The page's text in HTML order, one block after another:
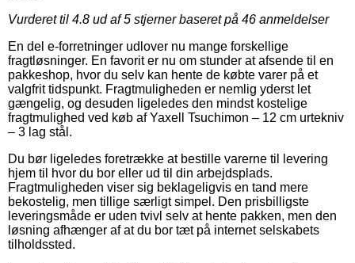
Vurderet til 4.8 ud af 5 stjerner baseret på 46 anmeldelser
En del e-forretninger udlover nu mange forskellige
fragtløsninger. En favorit er nu om stunder at afsende til en
pakkeshop, hvor du selv kan hente de købte varer på et
valgfrit tidspunkt. Fragtmuligheden er nemlig yderst let
gængelig, og desuden ligeledes den mindst kostelige
fragtmulighed ved køb af Yaxell Tsuchimon – 12 cm urtekniv
– 3 lag stål.
Du bør ligeledes foretrække at bestille varerne til levering
hjem til hvor du bor eller ud til din arbejdsplads.
Fragtmuligheden viser sig beklageligvis en tand mere
bekostelig, men tillige særligt simpel. Den prisbilligste
leveringsmåde er uden tvivl selv at hente pakken, men den
løsning afhænger af at du bor tæt på internet selskabets
tilholdssted.